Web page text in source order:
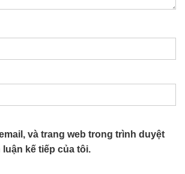
và trang web trong trình duyệt
kế tiếp của tôi.